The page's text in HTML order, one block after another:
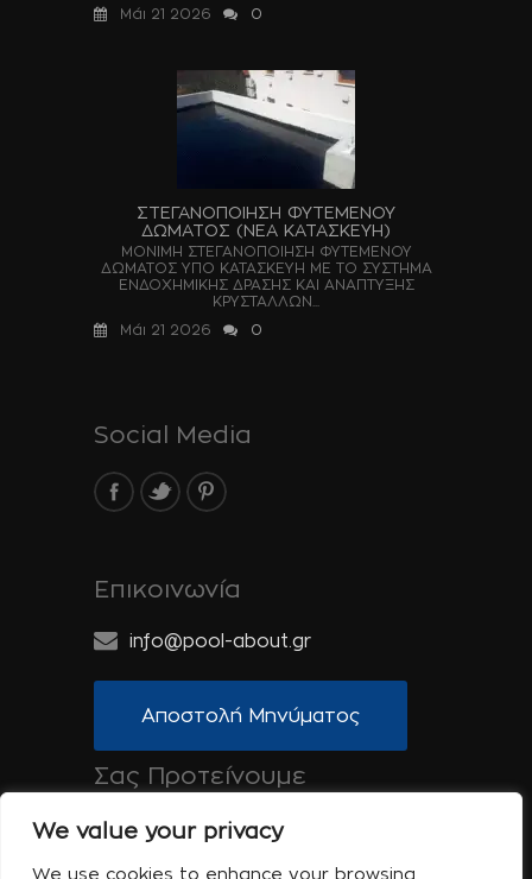
We value your privacy
We use cookies to enhance your browsing
Μάι 21 2026
0
ΣΤΕΓΑΝΟΠΟΙΗΣΗ ΦΥΤΕΜΕΝΟΥ
ΔΩΜΑΤΟΣ (ΝΕΑ ΚΑΤΑΣΚΕΥΗ)
ΜΟΝΙΜΗ ΣΤΕΓΑΝΟΠΟΙΗΣΗ ΦΥΤΕΜΕΝΟΥ
ΔΩΜΑΤΟΣ ΥΠΟ ΚΑΤΑΣΚΕΥΗ ΜΕ ΤΟ ΣΥΣΤΗΜΑ
ΕΝΔΟΧΗΜΙΚΗΣ ΔΡΑΣΗΣ ΚΑΙ ΑΝΑΠΤΥΞΗΣ
ΚΡΥΣΤΑΛΛΩΝ...
Μάι 21 2026
0
Social Media
Επικοινωνία
info@pool-about.gr
Αποστολή Μηνύματος
Σας Προτείνουμε
Spa-About.gr: Ομορφιά, Υγεία & Ευεξία
Tinos-About.gr: Ανακαλύψτε την Τήνο